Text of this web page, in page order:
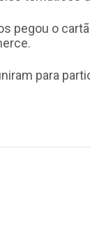
pegou o
para